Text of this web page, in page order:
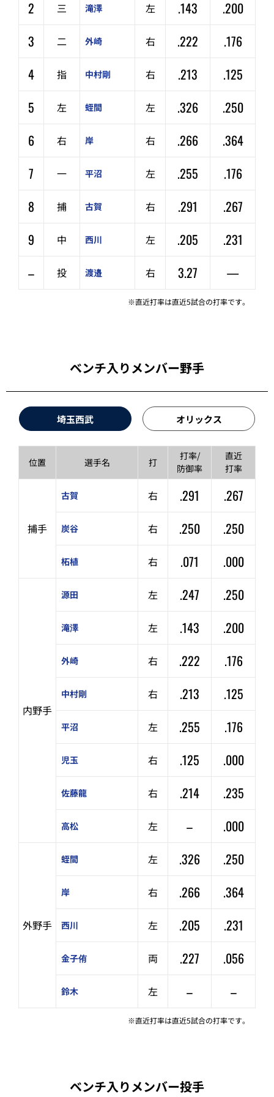
2 三 滝澤 左 .143
.200
3
二 外崎 右 .222
.176
4
指 中村剛 右 .213
.125
5
左 蛭間 左 .326
.250
6
右 岸 右 .266
.364
7
一 平沼 左 .255
.176
8
捕 古賀 右 .291
.267
9
中 西川 左 .205
.231
–
投 渡邉 右 3.27 —
※直近打率は直近5試合の打率です。
ベンチ入りメンバー野手
埼玉西武 オリックス
位置 選手名 打
打率/
防御率
直近
打率
捕手
古賀 右 .291 .267
炭谷 右 .250 .250
柘植 右 .071 .000
内野手
源田 左 .247 .250
滝澤 左 .143 .200
外崎 右 .222 .176
中村剛 右 .213 .125
平沼 左 .255 .176
児玉 右 .125 .000
佐藤龍 右 .214 .235
高松 左 – .000
外野手
蛭間 左 .326 .250
岸 右 .266 .364
西川 左 .205 .231
金子侑 両 .227 .056
鈴木 左 – –
※直近打率は直近5試合の打率です。
ベンチ入りメンバー投手